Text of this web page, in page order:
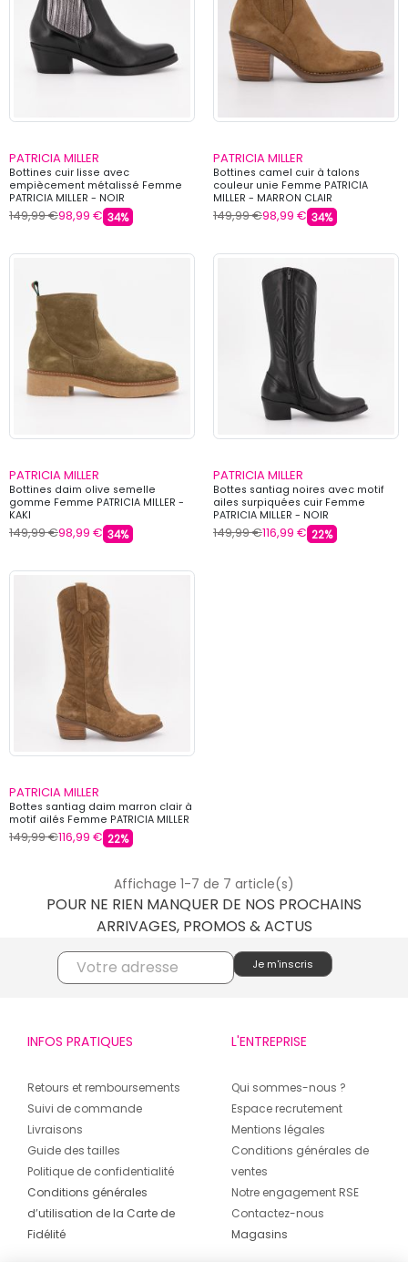
PATRICIA MILLER
Bottines cuir lisse avec
empiècement métalissé Femme
PATRICIA MILLER - NOIR
149,99 €98,99 € 34%
PATRICIA MILLER
Bottines camel cuir à talons
couleur unie Femme PATRICIA
MILLER - MARRON CLAIR
149,99 €98,99 € 34%
PATRICIA MILLER
Bottines daim olive semelle
gomme Femme PATRICIA MILLER -
KAKI
149,99 €98,99 € 34%
PATRICIA MILLER
Bottes santiag noires avec motif
ailes surpiquées cuir Femme
PATRICIA MILLER - NOIR
149,99 €116,99 € 22%
PATRICIA MILLER
Bottes santiag daim marron clair à
motif ailés Femme PATRICIA MILLER
149,99 €116,99 € 22%
Affichage 1-7 de 7 article(s)
POUR NE RIEN MANQUER DE NOS PROCHAINS
ARRIVAGES, PROMOS & ACTUS
INFOS PRATIQUES
Retours et remboursements
Suivi de commande
Livraisons
Guide des tailles
Politique de confidentialité
Conditions générales
d’utilisation de la Carte de
Fidélité
L'ENTREPRISE
Qui sommes-nous ?
Espace recrutement
Mentions légales
Conditions générales de
ventes
Notre engagement RSE
Contactez-nous
Magasins